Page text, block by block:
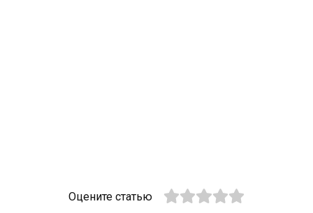
Оцените статью